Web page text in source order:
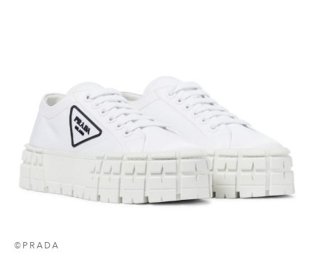
©PRADA